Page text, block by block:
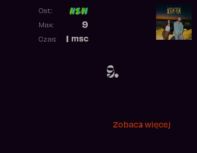
9.
Ost:
9
Max:
msc
Czas:
Zobacz więcej